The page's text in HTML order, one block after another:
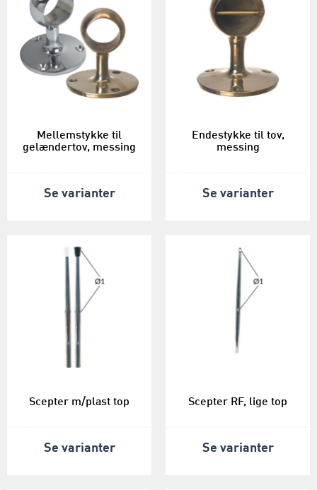
Mellemstykke til
gelændertov, messing
Se varianter
Endestykke til tov,
messing
Se varianter
Scepter m/plast top
Se varianter
Scepter RF, lige top
Se varianter